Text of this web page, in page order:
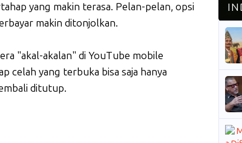
yang makin terasa. Pelan-pelan, opsi
makin ditonjolkan.
"akal-akalan" di YouTube mobile
celah yang terbuka bisa saja hanya
ditutup.